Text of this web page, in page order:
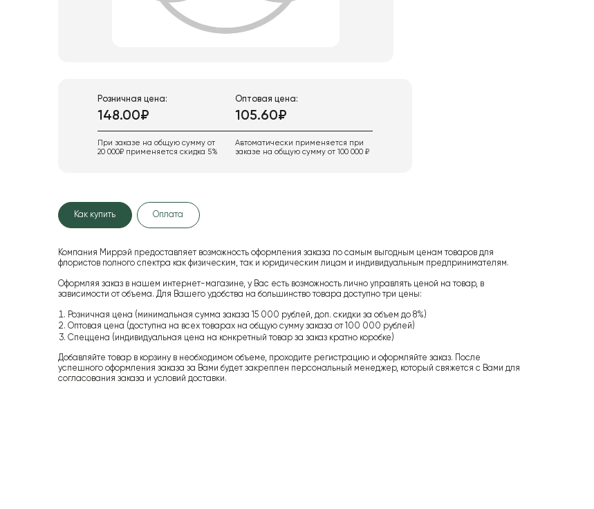
Розничная цена:
148.00₽
При заказе на общую сумму от
20 000₽ применяется скидка 5%
Оптовая цена:
105.60₽
Автоматически применяется при
заказе на общую сумму от 100 000 ₽
Как купить Оплата
Компания Миррэй предоставляет возможность оформления заказа по самым выгодным ценам товаров для
флористов полного спектра как физическим, так и юридическим лицам и индивидуальным предпринимателям.
Оформляя заказ в нашем интернет-магазине, у Вас есть возможность лично управлять ценой на товар, в
зависимости от объема. Для Вашего удобства на большинство товара доступно три цены:
Розничная цена (минимальная сумма заказа 15 000 рублей, доп. скидки за объем до 8%)
Оптовая цена (доступна на всех товарах на общую сумму заказа от 100 000 рублей)
Спеццена (индивидуальная цена на конкретный товар за заказ кратно коробке)
Добавляйте товар в корзину в необходимом объеме, проходите регистрацию и оформляйте заказ. После
успешного оформления заказа за Вами будет закреплен персональный менеджер, который свяжется с Вами для
согласования заказа и условий доставки.